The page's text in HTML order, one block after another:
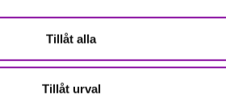
Tillåt alla
Tillåt urval